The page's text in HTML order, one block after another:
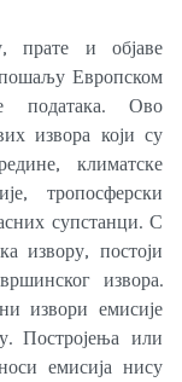
прате и објаве
Европском
података. Ово
извора који су
климатске
тропосферски
супстанци. С
извору, постоји
извора.
извори емисије
Постројења или
емисија нису